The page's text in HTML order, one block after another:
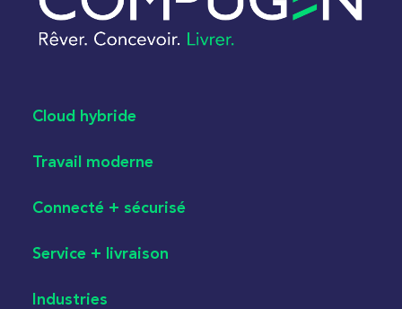
Cloud hybride
Travail moderne
Connecté + sécurisé
Service + livraison
Industries